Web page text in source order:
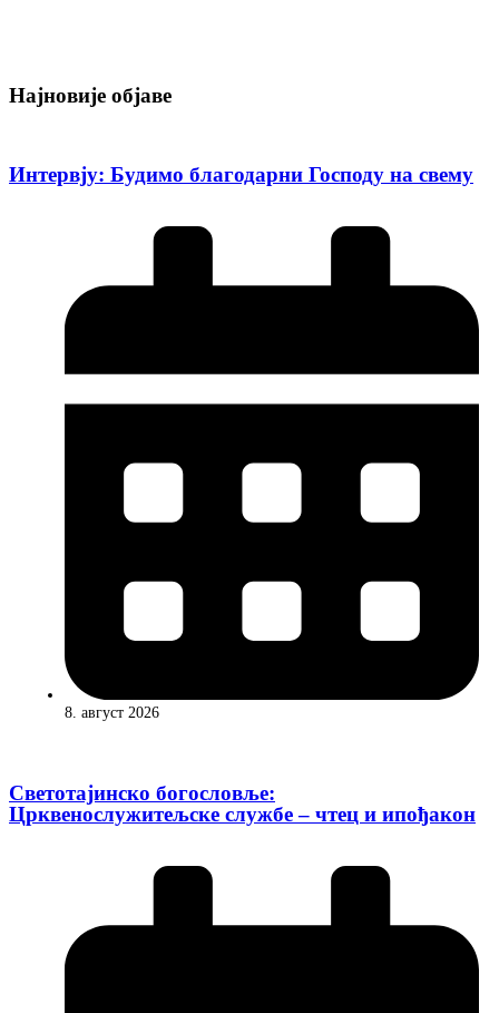
Најновије објаве
Интервју: Будимо благодарни Господу на свему
8. август 2026
Светотајинско богословље:
Црквенослужитељске службе – чтец и ипођакон